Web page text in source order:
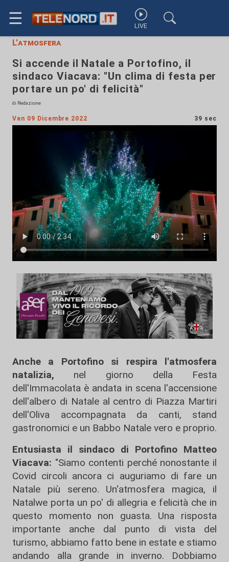
☰ LIVE
L'atmosfera
Si accende il Natale a Portofino, il
sindaco Viacava: "Un clima di festa per
portare un po' di felicità"
di Redazione
Ven 09 Dicembre 2022 39 sec
Anche a Portofino si respira l'atmosfera
natalizia, nel giorno della Festa
dell'Immacolata è andata in scena l'accensione
dell'albero di Natale al centro di Piazza Martiri
dell'Oliva accompagnata da canti, stand
gastronomici e un Babbo Natale vero e proprio.
Entusiasta il sindaco di Portofino Matteo
Viacava: "Siamo contenti perché nonostante il
Covid circoli ancora ci auguriamo di fare un
Natale più sereno. Un'atmosfera magica, il
Natalwe porta un po' di allegria e felicità che in
questo momento non guasta. Una risposta
importante anche dal punto di vista del
turismo, abbiamo fatto bene in estate e stiamo
andando alla grande in inverno. Dobbiamo